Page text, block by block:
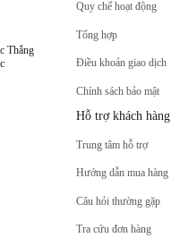
Thắng
Quy chế hoạt động
Tổng hợp
Điều khoản giao dịch
Chính sách bảo mật
Hỗ trợ khách hàng
Trung tâm hỗ trợ
Hướng dẫn mua hàng
Câu hỏi thường gặp
Tra cứu đơn hàng